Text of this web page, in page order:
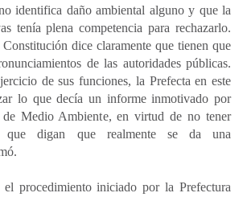
identifica daño ambiental alguno y que la
tenía plena competencia para rechazarlo.
dice claramente que tienen que
de las autoridades públicas.
de sus funciones, la Prefecta en este
lo que decía un informe inmotivado por
Medio Ambiente, en virtud de no tener
que digan que realmente se da una
procedimiento iniciado por la Prefectura